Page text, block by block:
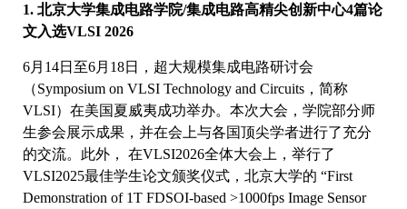
1. 北京大学集成电路学院/集成电路高精尖创新中心4篇论
文入选VLSI 2026
6月14日至6月18日，超大规模集成电路研讨会
（Symposium on VLSI Technology and Circuits，简称
VLSI）在美国夏威夷成功举办。本次大会，学院部分师
生参会展示成果，并在会上与各国顶尖学者进行了充分
的交流。此外， 在VLSI2026全体大会上，举行了
VLSI2025最佳学生论文颁奖仪式，北京大学的 “First
Demonstration of 1T FDSOI-based >1000fps Image Sensor